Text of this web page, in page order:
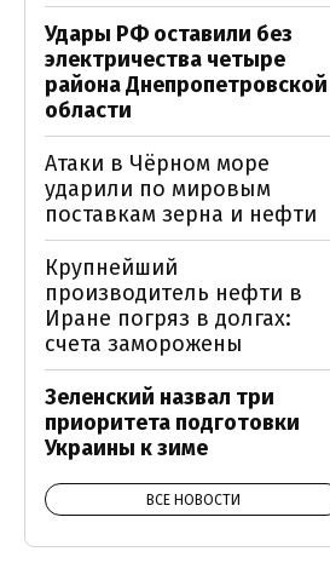
Удары РФ оставили без
электричества четыре
района Днепропетровской
области
Атаки в Чёрном море
ударили по мировым
поставкам зерна и нефти
Крупнейший
производитель нефти в
Иране погряз в долгах:
счета заморожены
Зеленский назвал три
приоритета подготовки
Украины к зиме
ВСЕ НОВОСТИ